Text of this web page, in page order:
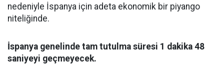
nedeniyle İspanya için adeta ekonomik bir piyango
niteliğinde.
İspanya genelinde tam tutulma süresi 1 dakika 48
saniyeyi geçmeyecek.